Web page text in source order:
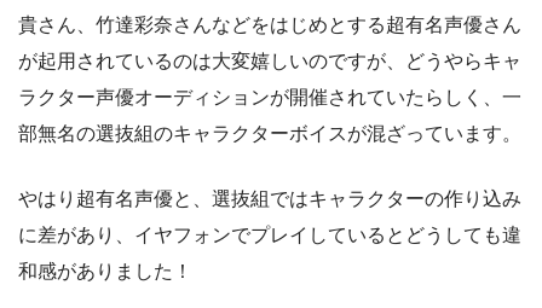
貴さん、竹達彩奈さんなどをはじめとする超有名声優さん
が起用されているのは大変嬉しいのですが、どうやらキャ
ラクター声優オーディションが開催されていたらしく、一
部無名の選抜組のキャラクターボイスが混ざっています。
やはり超有名声優と、選抜組ではキャラクターの作り込み
に差があり、イヤフォンでプレイしているとどうしても違
和感がありました！